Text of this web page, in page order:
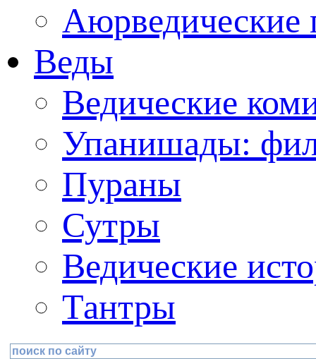
Аюрведические
Веды
Ведические
Упанишады:
Пураны
Сутры
Ведические
Тантры